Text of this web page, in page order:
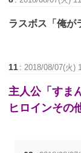
ラスボス「俺が
11 :2018/08/07(火)
主人公「すま
ヒロインその